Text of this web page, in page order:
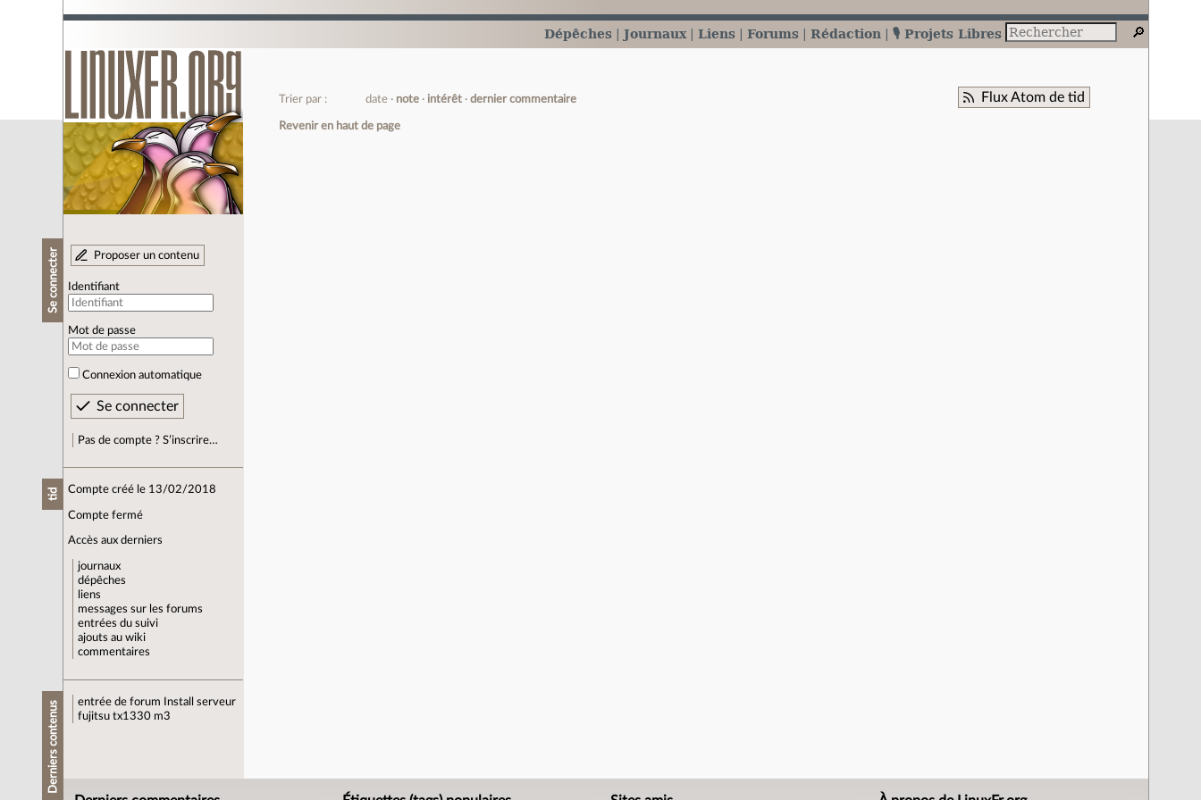
Dépêches Journaux Liens Forums Rédaction 🎙️ Projets Libres
Se connecter Proposer un contenu
Identifiant
Mot de passe
Connexion automatique
Pas de compte ? S’inscrire…
tid Compte créé le 13/02/2018
Compte fermé
Accès aux derniers
journaux
dépêches
liens
messages sur les forums
entrées du suivi
ajouts au wiki
commentaires
Derniers contenus entrée de forum
Install serveur
fujitsu tx1330 m3
Flux Atom de tid
Trier par : date note intérêt dernier commentaire
Revenir en haut de page